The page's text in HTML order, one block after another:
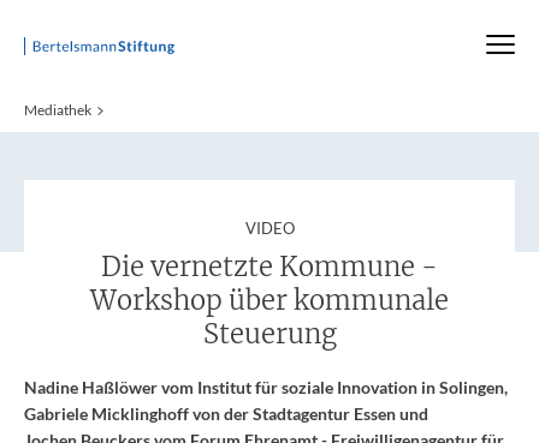
Startseite
Mediathek
VIDEO:
Die vernetzte Kommune -
Workshop über kommunale
Steuerung
Nadine Haßlöwer vom Institut für soziale Innovation in Solingen,
Gabriele Micklinghoff von der Stadtagentur Essen und